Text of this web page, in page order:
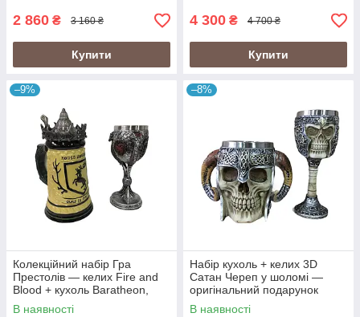
2 860 ₴ 3 160 ₴
Купити
4 300 ₴ 4 700 ₴
Купити
–9%
Колекційний набір Гра
Престолів — келих Fire and
Blood + кухоль Baratheon,
фентезі-подарунок
В наявності
–8%
Набір кухоль + келих 3D
Сатан Череп у шоломі —
оригінальний подарунок
фанатам
В наявності